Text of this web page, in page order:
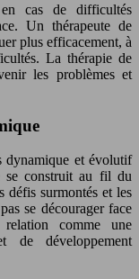
cas de difficultés
Un thérapeute de
plus efficacement, à
La thérapie de
les problèmes et
dynamique et évolutif
se construit au fil du
défis surmontés et les
se décourager face
comme une
de développement